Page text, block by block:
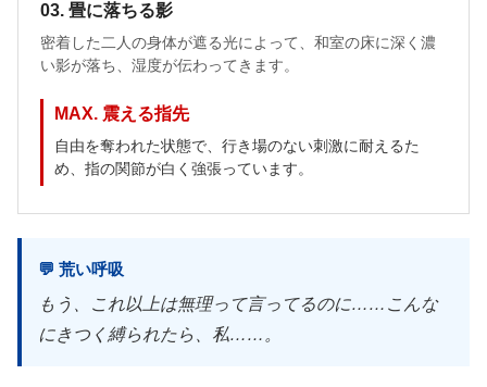
03. 畳に落ちる影
密着した二人の身体が遮る光によって、和室の床に深く濃
い影が落ち、湿度が伝わってきます。
MAX. 震える指先
自由を奪われた状態で、行き場のない刺激に耐えるた
め、指の関節が白く強張っています。
💬 荒い呼吸
もう、これ以上は無理って言ってるのに……こんな
にきつく縛られたら、私……。